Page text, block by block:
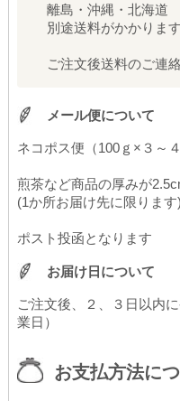
離島・沖縄・北海道
別途送料がかかります
ご注文後送料のご連
メール便について
ネコポス便（100ｇ×３～
煎茶など商品の厚みが
(1か所お届け先に限ります)
ポスト投函となります
お届け日について
ご注文後、２、３日以内
業日）
お支払方法に